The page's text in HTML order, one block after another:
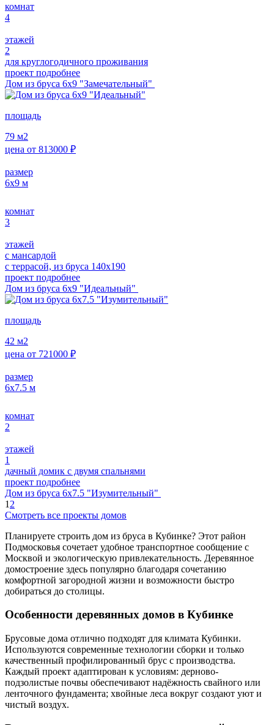
комнат
4
этажей
2
для круглогодичного проживания
проект подробнее
Дом из бруса 6х9 "Замечательный"
площадь
79 м2
цена от 813000 ₽
размер
6х9 м
комнат
3
этажей
с мансардой
с террасой, из бруса 140х190
проект подробнее
Дом из бруса 6х9 "Идеальный"
площадь
42 м2
цена от 721000 ₽
размер
6х7.5 м
комнат
2
этажей
1
дачный домик с двумя спальнями
проект подробнее
Дом из бруса 6х7.5 "Изумительный"
1 2
Смотреть все проекты домов
Планируете строить дом из бруса в Кубинке? Этот район
Подмосковья сочетает удобное транспортное сообщение с
Москвой и экологическую привлекательность. Деревянное
домостроение здесь популярно благодаря сочетанию
комфортной загородной жизни и возможности быстро
добираться до столицы.
Особенности деревянных домов в Кубинке
Брусовые дома отлично подходят для климата Кубинки.
Используются современные технологии сборки и только
качественный профилированный брус с производства.
Каждый проект адаптирован к условиям: дерново-
подзолистые почвы обеспечивают надёжность свайного или
ленточного фундамента; хвойные леса вокруг создают уют и
чистый воздух.